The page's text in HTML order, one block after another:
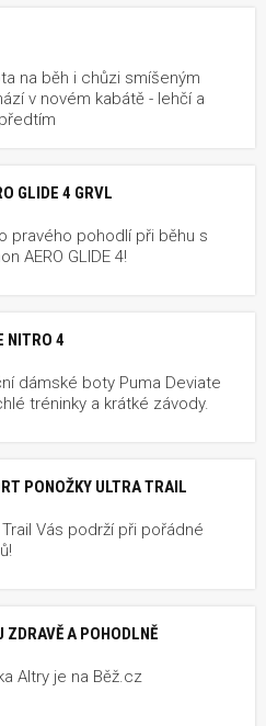
na běh i chůzi smíšeným
v novém kabátě - lehčí a
GLIDE 4 GRVL
pravého pohodlí při běhu s
AERO GLIDE 4!
NITRO 4
dámské boty Puma Deviate
tréninky a krátké závody.
PONOŽKY ULTRA TRAIL
Vás podrží při pořádné
ZDRAVĚ A POHODLNĚ
Altry je na Běž.cz